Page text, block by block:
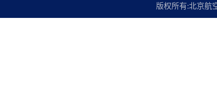
版权所有:北京航